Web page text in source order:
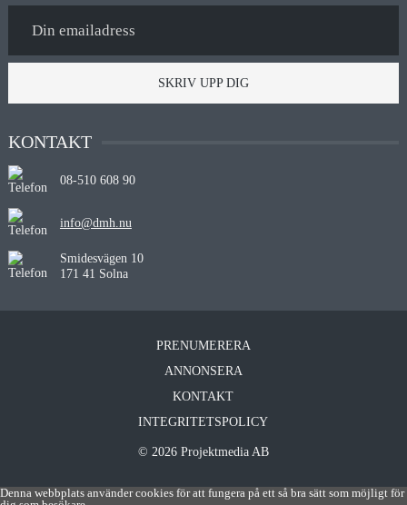
SKRIV UPP DIG
KONTAKT
08-510 608 90
info@dmh.nu
Smidesvägen 10
171 41 Solna
PRENUMERERA
ANNONSERA
KONTAKT
INTEGRITETSPOLICY
© 2026 Projektmedia AB
Denna webbplats använder cookies för att fungera på ett så bra sätt som möjligt för